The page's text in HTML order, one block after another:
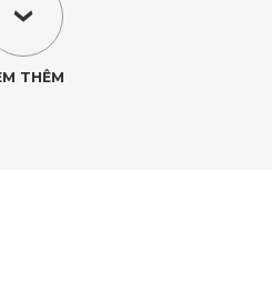
bàn ghế thông thường,
ngồi nhanh, giao
thức đồ uống tại